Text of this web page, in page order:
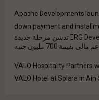
Apache Developments
down payment and
بعد إعادة هيكلة شاملة.. ERG Developments تدشن مرحلة جديدة
بقيمة 700 مليون جنيه
VALO Hospitality Partners
VALO Hotel at Solara in Ain